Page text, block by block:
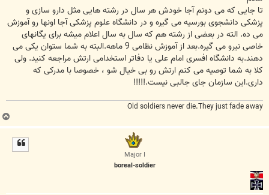
تا جایی که می دونم آجا خودش هر سال در رشته هایی مثل دارو سازی و
پزشکی دانشجوی بورسیه می گیره و در دانشگاه علوم پزشکی آجا اونها رو آموزش
می ده. الته در بعضی از رشته هم که سال به سال اعلام میشه برای یگانهای
خاصی نیرو می گیره.بعد از آموزش نظامی 9 ماهه.البته به شما ستوان یکی می
دهند.به دانشگاه افسری امام علی یا دفاتر استخدامی ارتش مراجعه کنید. ولی
کلا به شما توصیه می کنم ارتش رو بی خیال شو ، خصوصا با مدرکی که
داری.این سازمان جای جالبی نیست.!!!!!
Old soldiers never die.They just fade away
ب
ا
Major I
boreal-soldier